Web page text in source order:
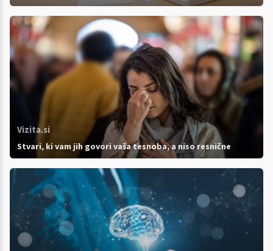
Vizita.si
Stvari, ki vam jih govori vaša tesnoba, a niso resnične